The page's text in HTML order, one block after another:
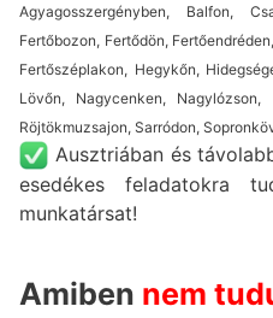
Agyagosszergényben, Balfon,
Fertőbozon, Fertődön,
Fertőszéplakon, Hegykőn,
Lövőn, Nagycenken, Nagylózson,
Röjtökmuzsajon, Sarródon,
Ausztriában és
esedékes feladatokra
munkatársat!
Amiben nem